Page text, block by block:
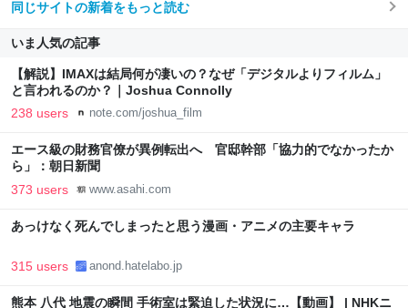
同じサイトの新着をもっと読む
いま人気の記事
【解説】IMAXは結局何が凄いの？なぜ「デジタルよりフィルム」
と言われるのか？｜Joshua Connolly
238 users note.com/joshua_film
エース級の財務官僚が異例転出へ 官邸幹部「協力的でなかったか
ら」：朝日新聞
373 users www.asahi.com
あっけなく死んでしまったと思う漫画・アニメの主要キャラ
315 users anond.hatelabo.jp
熊本 八代 地震の瞬間 手術室は緊迫した状況に…【動画】 | NHKニ